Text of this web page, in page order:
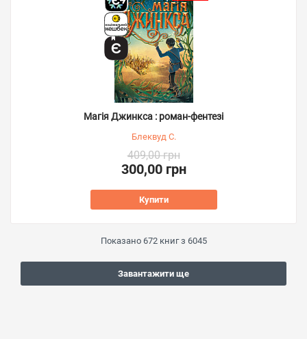
Магія Джинкса : роман-фентезі
Блеквуд С.
409,00 грн
300,00 грн
Купити
Показано 672книг з 6045
Завантажити ще